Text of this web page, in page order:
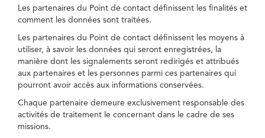
Les partenaires du Point de contact définissent les finalités et
comment les données sont traitées.
Les partenaires du Point de contact définissent les moyens à
utiliser, à savoir les données qui seront enregistrées, la
manière dont les signalements seront redirigés et attribués
aux partenaires et les personnes parmi ces partenaires qui
pourront avoir accès aux informations conservées.
Chaque partenaire demeure exclusivement responsable des
activités de traitement le concernant dans le cadre de ses
missions.